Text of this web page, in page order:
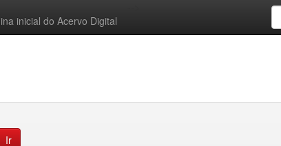
inicial do Acervo Digital